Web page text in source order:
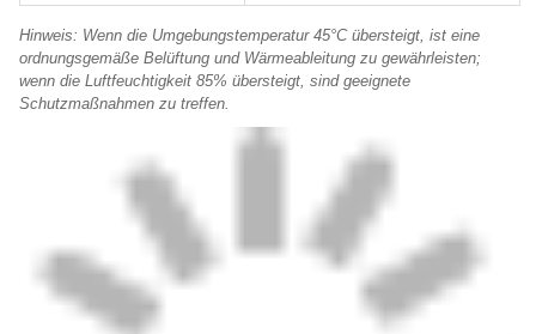
Hinweis: Wenn die Umgebungstemperatur 45°C übersteigt, ist eine
ordnungsgemäße Belüftung und Wärmeableitung zu gewährleisten;
wenn die Luftfeuchtigkeit 85% übersteigt, sind geeignete
Schutzmaßnahmen zu treffen.